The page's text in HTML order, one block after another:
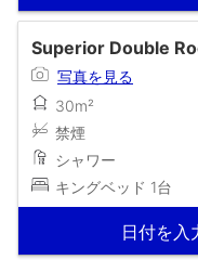
Superior Double
写真を見る
30m²
禁煙
シャワー
キングベッド 1台
日付を入